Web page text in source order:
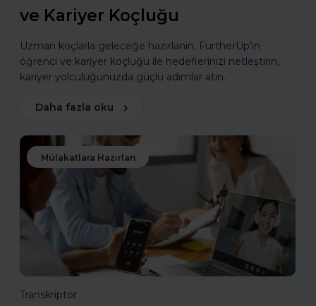
ve Kariyer Koçluğu
Uzman koçlarla geleceğe hazırlanın. FurtherUp’ın
öğrenci ve kariyer koçluğu ile hedeflerinizi netleştirin,
kariyer yolculuğunuzda güçlü adımlar atın.
Daha fazla oku
Mülakatlara Hazırlan
Transkriptor